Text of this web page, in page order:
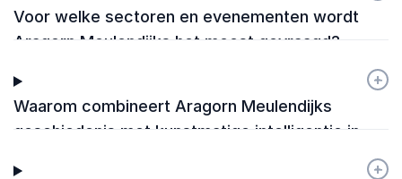
Voor welke sectoren en evenementen wordt
Aragorn Meulendijks het meest gevraagd?
Waarom combineert Aragorn Meulendijks
geschiedenis met kunstmatige intelligentie in
+
-
+
-